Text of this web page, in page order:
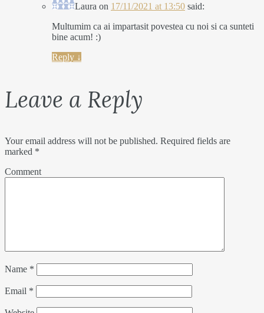
Laura on 17/11/2021 at 13:50 said:
Multumim ca ai impartasit povestea cu noi si ca sunteti
bine acum! :)
Reply ↓
Leave a Reply
Your email address will not be published. Required fields are
marked *
Comment
Name *
Email *